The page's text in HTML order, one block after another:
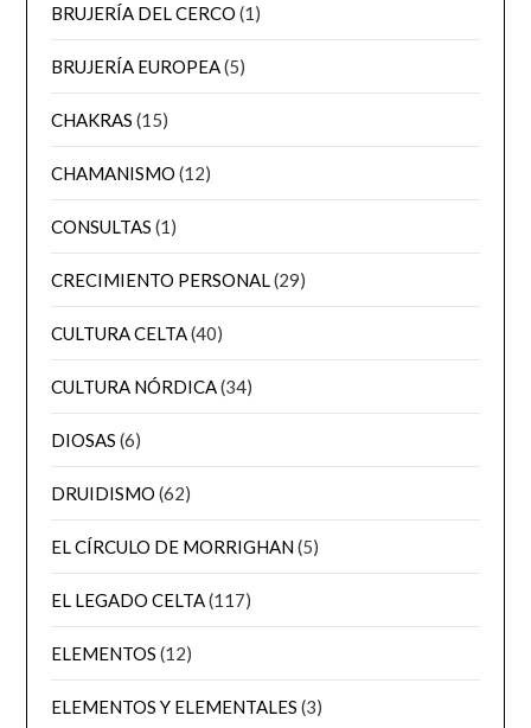
BRUJERÍA DEL CERCO (1)
BRUJERÍA EUROPEA(5)
CHAKRAS (15)
CHAMANISMO (12)
CONSULTAS (1)
CRECIMIENTO PERSONAL(29)
CULTURA CELTA(40)
CULTURA NÓRDICA(34)
DIOSAS (6)
DRUIDISMO (62)
EL CÍRCULO DE MORRIGHAN(5)
EL LEGADO CELTA(117)
ELEMENTOS (12)
ELEMENTOS Y ELEMENTALES (3)